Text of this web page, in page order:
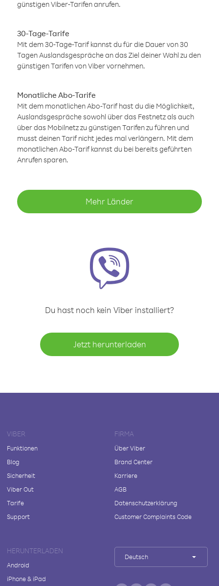
günstigen Viber-Tarifen anrufen.
30-Tage-Tarife
Mit dem 30-Tage-Tarif kannst du für die Dauer von 30
Tagen Auslandsgespräche an das Ziel deiner Wahl zu den
günstigen Tarifen von Viber vornehmen.
Monatliche Abo-Tarife
Mit dem monatlichen Abo-Tarif hast du die Möglichkeit,
Auslandsgespräche sowohl über das Festnetz als auch
über das Mobilnetz zu günstigen Tarifen zu führen und
musst deinen Tarif nicht jedes mal verlängern. Mit dem
monatlichen Abo-Tarif kannst du bei bereits geführten
Anrufen sparen.
Mehr Länder
Du hast noch kein Viber installiert?
Jetzt herunterladen
VIBER
Funktionen
Blog
Sicherheit
Viber Out
Tarife
Support
FIRMA
Über Viber
Brand Center
Karriere
AGB
Datenschutzerklärung
Customer Complaints Code
HERUNTERLADEN
Android
iPhone & iPad
Deutsch